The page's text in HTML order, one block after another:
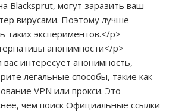
Blacksprut, могут заразить ваш
вирусами. Поэтому лучше
таких экспериментов.</p>
анонимности</p>
вас интересует анонимность,
легальные способы, такие как
VPN или прокси. Это
чем поиск Официальные ссылки